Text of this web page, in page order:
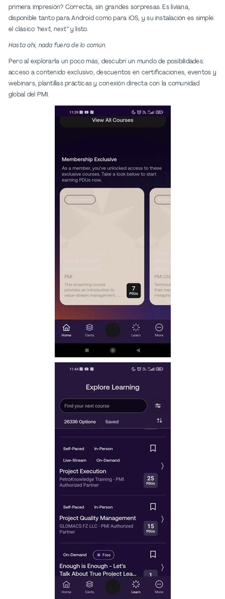
primera impresión? Correcta, sin grandes sorpresas. Es liviana,
disponible tanto para Android como para iOS, y su instalación es simple:
el clásico “next, next”y listo.
Hasta ahí, nada fuera de lo común.
Pero al explorarla un poco más, descubrí un mundo de posibilidades:
acceso a contenido exclusivo, descuentos en certificaciones, eventos y
webinars, plantillas prácticas y conexión directa con la comunidad
global del PMI.